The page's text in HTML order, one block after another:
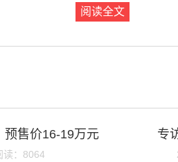
阅读全文
预售价16-19万元
读：8064
专